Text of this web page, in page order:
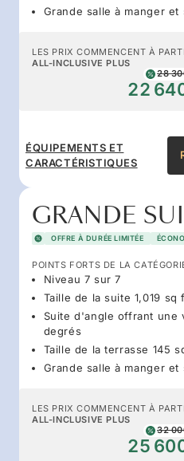
Grande salle à manger et
LES PRIX COMMENCENT À
ALL-INCLUSIVE PLUS
28
22
ÉQUIPEMENTS ET
CARACTÉRISTIQUES
GRANDE
OFFRE À DURÉE LIMITÉE
POINTS FORTS DE LA
Niveau 7 sur 7
Taille de la suite 1,019 sq
Suite d'angle offrant une
degrés
Taille de la terrasse 145
Grande salle à manger et
LES PRIX COMMENCENT À
ALL-INCLUSIVE PLUS
32
25